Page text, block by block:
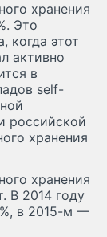
хранения
Это
когда этот
активно
в
self-
российской
хранения
хранения
В 2014 году
в 2015-м —